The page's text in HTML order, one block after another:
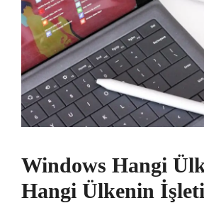
Windows Hangi
Hangi Ülkenin